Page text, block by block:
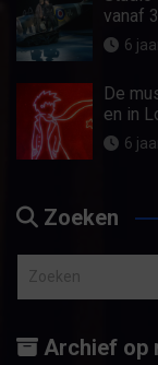
vanaf
6
De
en in
6
Zoeken
k
Archief op